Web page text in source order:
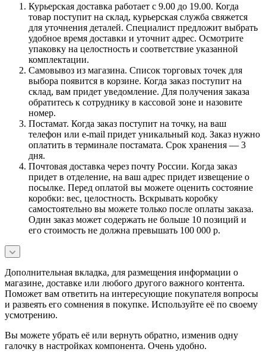
Курьерская доставка работает с 9.00 до 19.00. Когда
товар поступит на склад, курьерская служба свяжется
для уточнения деталей. Специалист предложит выбрать
удобное время доставки и уточнит адрес. Осмотрите
упаковку на целостность и соответствие указанной
комплектации.
Самовывоз из магазина. Список торговых точек для
выбора появится в корзине. Когда заказ поступит на
склад, вам придет уведомление. Для получения заказа
обратитесь к сотруднику в кассовой зоне и назовите
номер.
Постамат. Когда заказ поступит на точку, на ваш
телефон или e-mail придет уникальный код. Заказ нужно
оплатить в терминале постамата. Срок хранения — 3
дня.
Почтовая доставка через почту России. Когда заказ
придет в отделение, на ваш адрес придет извещение о
посылке. Перед оплатой вы можете оценить состояние
коробки: вес, целостность. Вскрывать коробку
самостоятельно вы можете только после оплаты заказа.
Один заказ может содержать не больше 10 позиций и
его стоимость не должна превышать 100 000 р.
Дополнительная вкладка, для размещения информации о
магазине, доставке или любого другого важного контента.
Поможет вам ответить на интересующие покупателя вопросы
и развеять его сомнения в покупке. Используйте её по своему
усмотрению.
Вы можете убрать её или вернуть обратно, изменив одну
галочку в настройках компонента. Очень удобно.